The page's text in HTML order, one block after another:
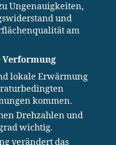
Ungenauigkeiten,
und
am
Verformung
lokale Erwärmung
kommen.
Drehzahlen und
wichtig.
verändert das